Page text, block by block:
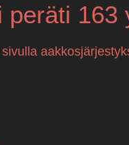
peräti 163